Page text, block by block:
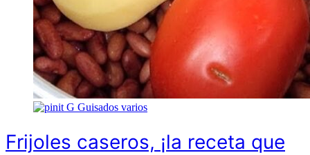
G Guisados varios
Frijoles caseros, ¡la receta que